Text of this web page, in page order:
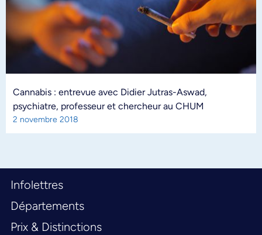
Cannabis : entrevue avec Didier Jutras-Aswad,
psychiatre, professeur et chercheur au CHUM
2 novembre 2018
Infolettres
Départements
Prix & Distinctions